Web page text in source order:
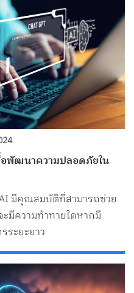
อพัฒนาความปลอดภัยใน
มีคุณสมบัติที่สามารถช่วย
มีความท้าทายใดหากมี
ระยะยาว